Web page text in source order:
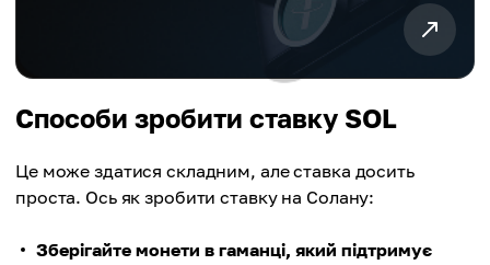
Способи зробити ставку SOL
Це може здатися складним, але ставка досить
проста. Ось як зробити ставку на Солану:
Зберігайте монети в гаманці, який підтримує